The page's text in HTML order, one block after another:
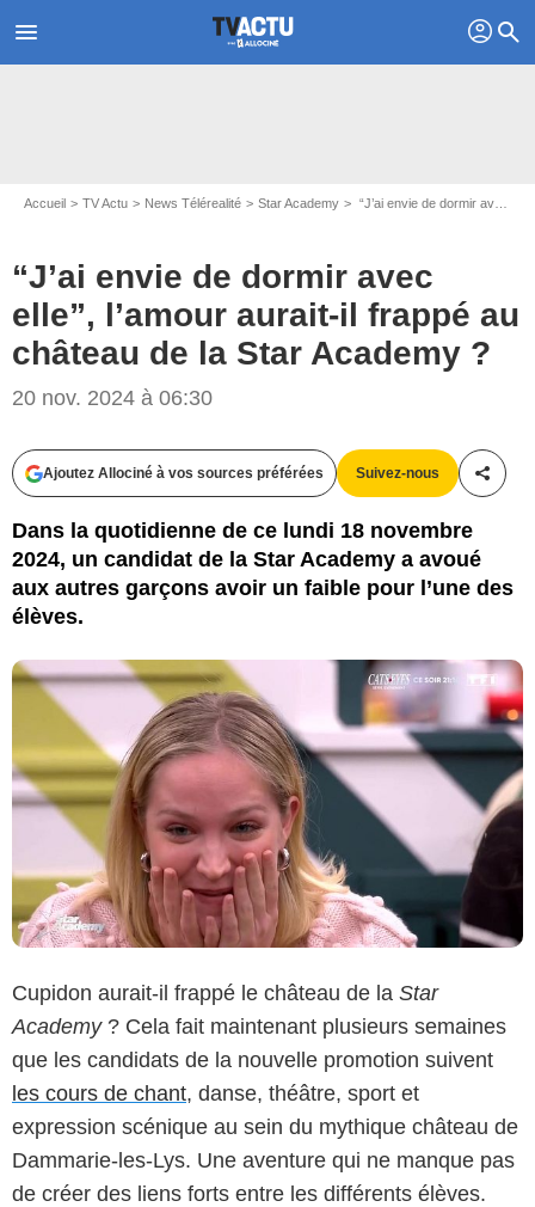
menu profil search
Accueil TV Actu News Télérealité Star Academy “J’ai envie de dormir avec elle”, l’amour aurait-il frappé au château de la Star Academy ?
“J’ai envie de dormir avec
elle”, l’amour aurait-il frappé au
château de la Star Academy ?
20 nov. 2024 à 06:30
Ajoutez Allociné à vos sources préférées Suivez-nous
Dans la quotidienne de ce lundi 18 novembre
2024, un candidat de la Star Academy a avoué
aux autres garçons avoir un faible pour l’une des
élèves.
Cupidon aurait-il frappé le château de la Star
Academy ? Cela fait maintenant plusieurs semaines
que les candidats de la nouvelle promotion suivent
les cours de chant, danse, théâtre, sport et
expression scénique au sein du mythique château de
Dammarie-les-Lys. Une aventure qui ne manque pas
de créer des liens forts entre les différents élèves.